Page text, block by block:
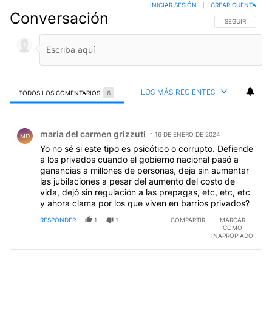
Conversación SIGA ESTA
SEGUIR
INICIAR SESIÓN CREAR CUENTA
TODOS LOS COMENTARIOS 6 LOS MÁS RECIENTES
MD maria del carmen grizzuti 16 DE ENERO DE 2024
Yo no sé si este tipo es psicótico o corrupto. Defiende
a los privados cuando el gobierno nacional pasó a
ganancias a millones de personas, deja sin aumentar
las jubilaciones a pesar del aumento del costo de
vida, dejó sin regulación a las prepagas, etc, etc, etc
y ahora clama por los que viven en barrios privados?
RESPONDER 1 1 COMPARTIR
MARCAR
COMO
INAPROPIADO